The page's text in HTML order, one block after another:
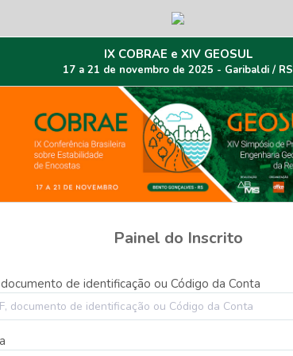
IX COBRAE e XIV GEOSUL
17 a 21 de novembro de 2025 - Garibaldi / RS
Painel do Inscrito
de identificação ou Código da Conta